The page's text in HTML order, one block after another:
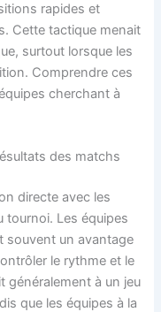
rapides et
Cette tactique menait
surtout lorsque les
Comprendre ces
cherchant à
des matchs
directe avec les
tournoi. Les équipes
souvent un avantage
le rythme et le
généralement à un jeu
que les équipes à la